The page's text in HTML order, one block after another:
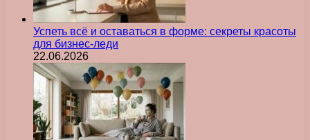
Успеть всё и оставаться в форме: секреты красоты
для бизнес-леди
22.06.2026